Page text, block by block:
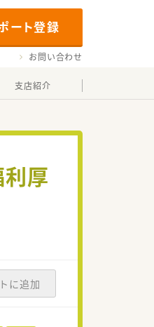
ート登録
お問い合わせ
支店紹介
厚
に追加